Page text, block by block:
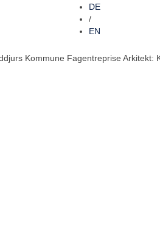
DE
/
EN
Kommune Fagentreprise Arkitekt: